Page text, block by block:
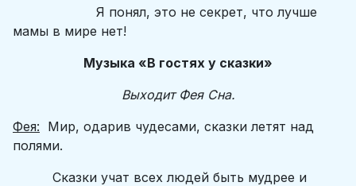
Я понял, это не секрет, что лучше
мамы в мире нет!
Музыка «В гостях у сказки»
Выходит Фея Сна.
Фея: Мир, одарив чудесами, сказки летят над
полями.
Сказки учат всех людей быть мудрее и